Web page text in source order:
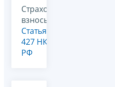
Страховые
взносы,
Статья
427 НК
РФ